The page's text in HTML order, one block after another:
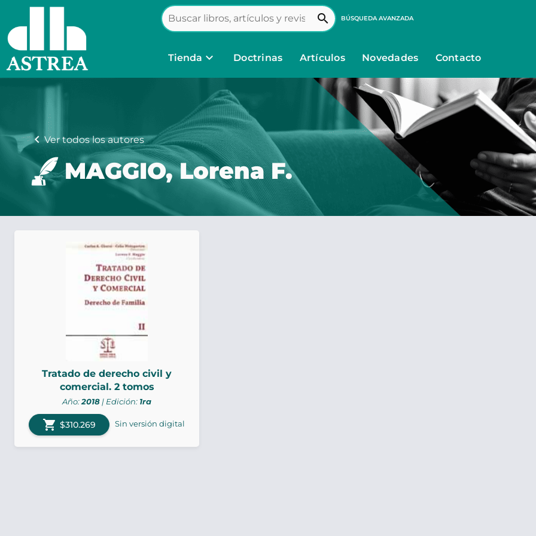
search BÚSQUEDA AVANZADA
Tienda keyboard_arrow_down Doctrinas Artículos Novedades Contacto
chevron_leftVer todos los autores
MAGGIO, Lorena F.
Tratado de derecho civil y
comercial. 2 tomos
Año:2018 | Edición: 1ra
shopping_cart $310.269 Sin versión digital